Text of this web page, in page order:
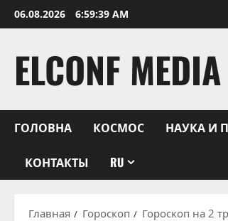
Перейти
к
06.08.2026 6:59:40 AM
ELCONF MEDIA
ГОЛОВНА КОСМОС НАУКА И
КОНТАКТЫ RU
Главная Гороскоп Гороскоп на 2